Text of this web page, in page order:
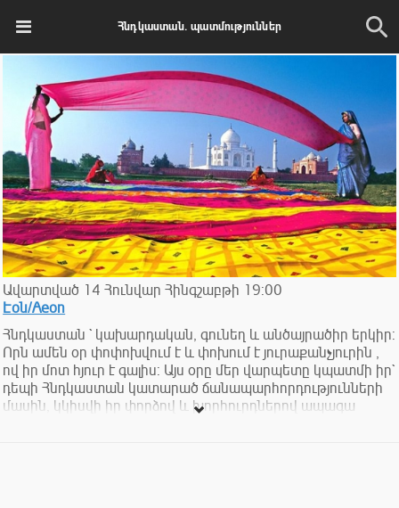
Հնդկաստան. պատմություններ
Ավարտված 14 Հունվար Հինգշաբթի 19:00
Էօն/Aeon
Հնդկաստան ` կախարդական, գունեղ և անծայրածիր երկիր:
Որն ամեն օր փոփոխվում է և փոխում է յուրաքանչյուրին ,
ով իր մոտ հյուր է գալիս: Այս օրը մեր վարպետը կպատմի իր`
դեպի Հնդկաստան կատարած ճանապարհորդությունների
մասին, կկիսվի իր փորձով և խորհուրդներով ապագա